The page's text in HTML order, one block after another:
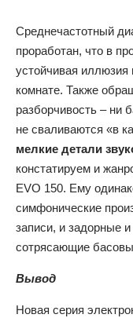
Среднечастотный
проработан, что в
устойчивая иллюзия
комнате. Также
разборчивость – ни
не сваливаются «в
мелкие детали
констатируем и
EVO 150. Ему
симфонические
записи, и задорные
сотрясающие
Вывод
Новая серия